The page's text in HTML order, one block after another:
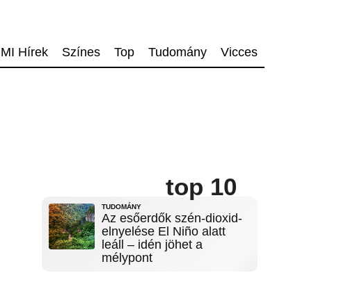
MI Hírek Színes Top Tudomány Vicces
top 10
TUDOMÁNY
Az esőerdők szén-dioxid-
elnyelése El Niño alatt
leáll – idén jöhet a
mélypont